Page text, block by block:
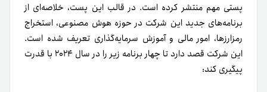
پستی مهم منتشر کرده است. در قالب این پست، خلاصه‌ای از
برنامه‌های جدید این شرکت در حوزه هوش مصنوعی، استخراج
رمزارزها، امور مالی و آموزش سرمایه‌گذاری تعریف شده است.
این شرکت قصد دارد تا چهار برنامه زیر را در سال ۲۰۲۴ با قدرت
پیگیری کند: